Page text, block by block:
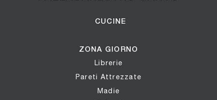
CUCINE
ZONA GIORNO
Librerie
Pareti Attrezzate
Madie